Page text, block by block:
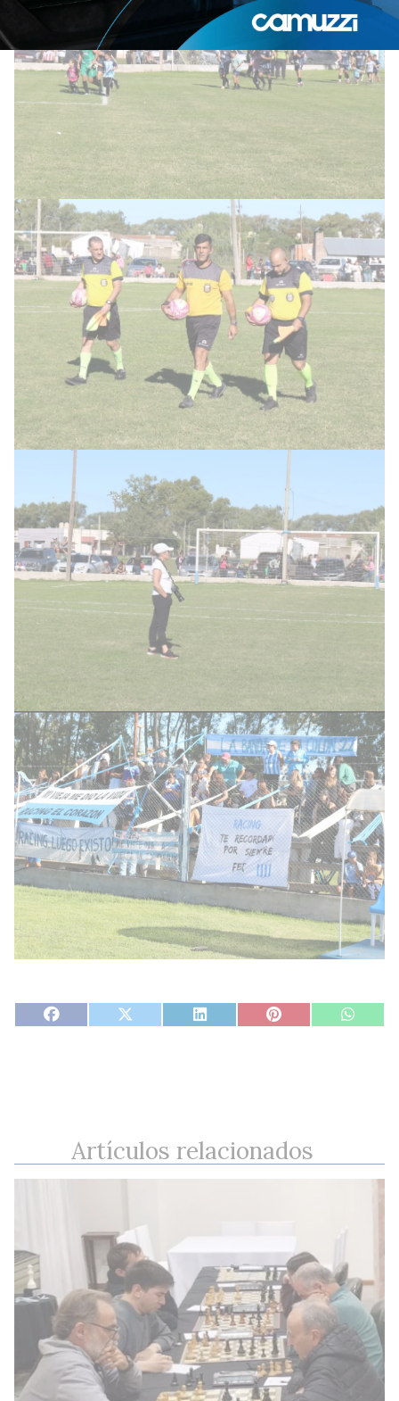
Artículos relacionados